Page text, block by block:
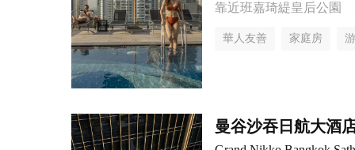
靠近班嘉琦緹皇后公園
華人友善 家庭房
曼谷沙吞日航大酒